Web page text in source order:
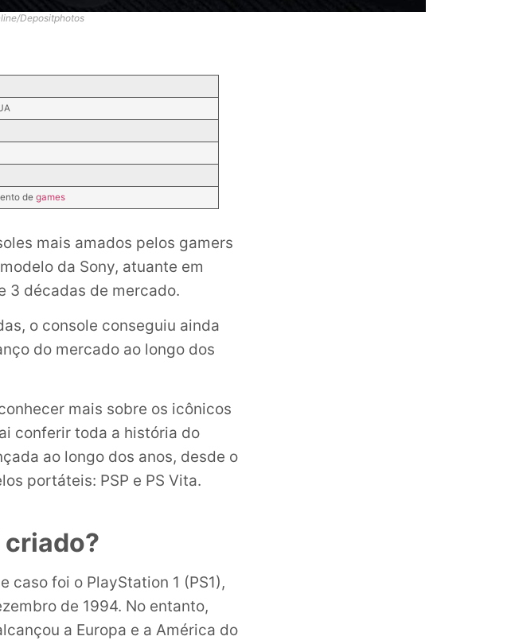
Depositphotos
de games
mais amados pelos gamers
da Sony, atuante em
3 décadas de mercado.
o console conseguiu ainda
do mercado ao longo dos
mais sobre os icônicos
conferir toda a história do
ao longo dos anos, desde o
portáteis: PSP e PS Vita.
criado?
caso foi o PlayStation 1 (PS1),
de 1994. No entanto,
a Europa e a América do